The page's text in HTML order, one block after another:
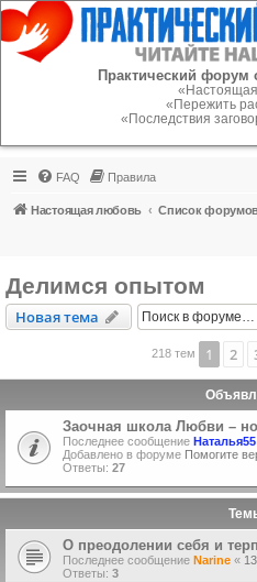
Регистрация
Практический форум
«Пережить
«Последствия
FAQ Правила
Настоящая любовь Список
Делимся опытом
Новая тема
Новаятема
218 тем 1 2
Заочная школа Любви –
Последнее сообщение Наталья55
Добавлено в форуме Помогите
Ответы: 27
О преодолении себя и
Последнее сообщение Narine «
Ответы: 3